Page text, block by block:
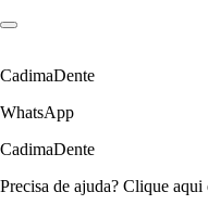
CadimaDente
WhatsApp
CadimaDente
Precisa de ajuda? Clique